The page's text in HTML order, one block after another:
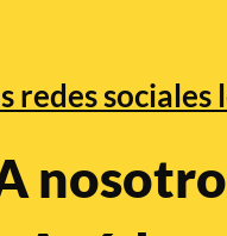
redes sociales
hay una